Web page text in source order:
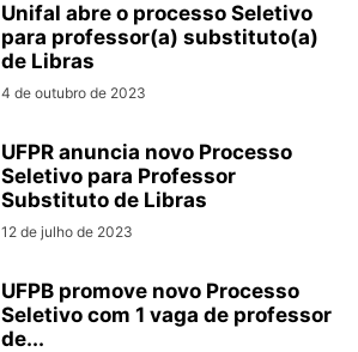
Unifal abre o processo Seletivo
para professor(a) substituto(a)
de Libras
4 de outubro de 2023
UFPR anuncia novo Processo
Seletivo para Professor
Substituto de Libras
12 de julho de 2023
UFPB promove novo Processo
Seletivo com 1 vaga de professor
de...